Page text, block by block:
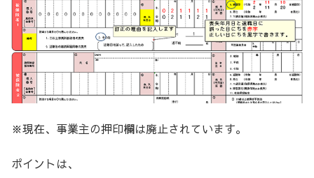
※現在、事業主の押印欄は廃止されています。
ポイントは、